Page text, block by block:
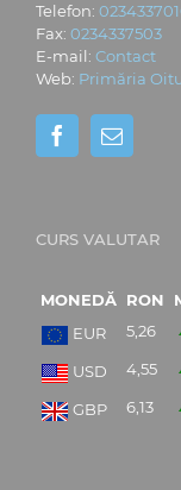
Telefon:
Fax: 0234337503
E-mail: Contact
Web: Primăria
CURS VALUTAR
MONEDĂ RON
EUR
5,26
USD 4,55
GBP 6,13